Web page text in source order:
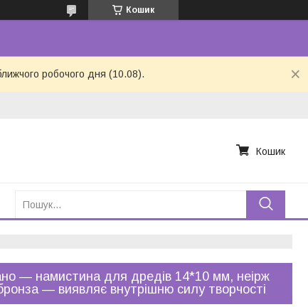
Кошик
робочого дня (10.08).
Кошик
— намистина для дредів 14*10 мм, неірж
— виявляє внутрішню силу творчості